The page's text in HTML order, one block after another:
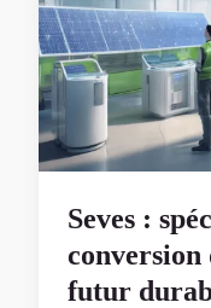
Seves :
conversion
futur